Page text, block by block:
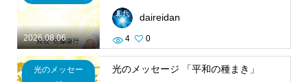
2026.08.06
daireidan
4 0
光のメッセー
光のメッセージ 「平和の種まき」